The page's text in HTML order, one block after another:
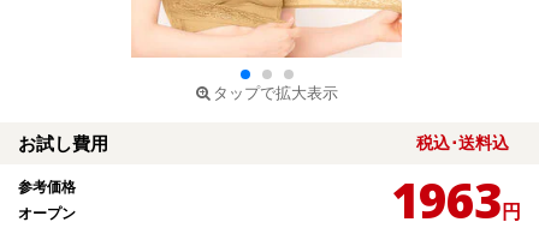
タップで拡大表示
お試し費用 税込･送料込
参考価格
オープン
1963円